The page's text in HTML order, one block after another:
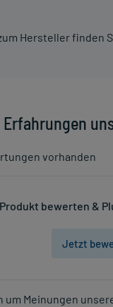
Hersteller finden
vorhanden
Produkt bewerten &
Jetzt
Meinungen